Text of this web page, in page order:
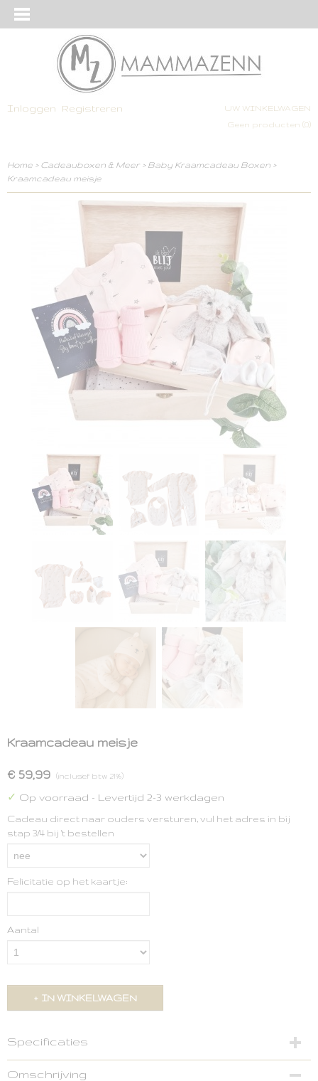
Inloggen Registreren
UW WINKELWAGEN
Geen producten (0)
Home > Cadeauboxen & Meer > Baby Kraamcadeau Boxen >
Kraamcadeau meisje
Kraamcadeau meisje
€ 59,99 (inclusief btw 21%)
✓ Op voorraad - Levertijd 2-3 werkdagen
Cadeau direct naar ouders versturen, vul het adres in bij
stap 3/4 bij 't bestellen
Felicitatie op het kaartje:
Aantal
IN WINKELWAGEN
Specificaties
Omschrijving